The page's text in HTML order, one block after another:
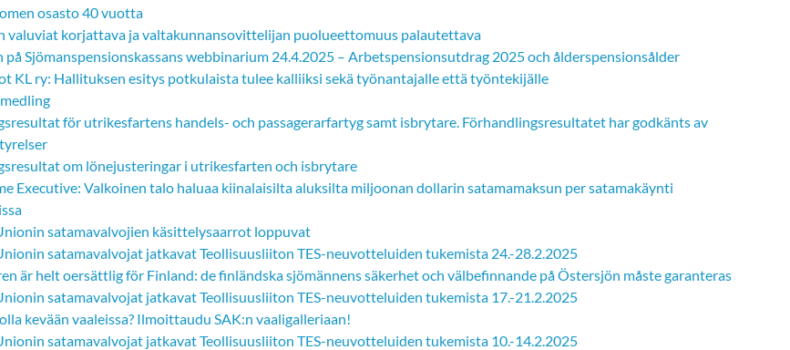
osasto 40 vuotta
valuviat korjattava ja valtakunnansovittelijan puolueettomuus palautettava
på Sjömanspensionskassans webbinarium 24.4.2025 – Arbetspensionsutdrag 2025 och ålderspensionsålder
KL ry: Hallituksen esitys potkulaista tulee kalliiksi sekä työnantajalle että työntekijälle
för utrikesfartens handels- och passagerarfartyg samt isbrytare. Förhandlingsresultatet har godkänts av
om lönejusteringar i utrikesfarten och isbrytare
Executive: Valkoinen talo haluaa kiinalaisilta aluksilta miljoonan dollarin satamamaksun per satamakäynti
satamavalvojien käsittelysaarrot loppuvat
satamavalvojat jatkavat Teollisuusliiton TES-neuvotteluiden tukemista 24.-28.2.2025
är helt oersättlig för Finland: de finländska sjömännens säkerhet och välbefinnande på Östersjön måste garanteras
satamavalvojat jatkavat Teollisuusliiton TES-neuvotteluiden tukemista 17.-21.2.2025
kevään vaaleissa? Ilmoittaudu SAK:n vaaligalleriaan!
satamavalvojat jatkavat Teollisuusliiton TES-neuvotteluiden tukemista 10.-14.2.2025